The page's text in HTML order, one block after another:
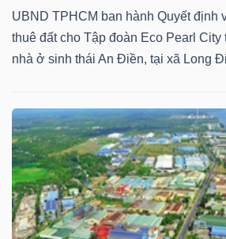
UBND TPHCM ban hành Quyết định
thuê đất cho Tập đoàn Eco Pearl
nhà ở sinh thái An Điền, tại xã Long